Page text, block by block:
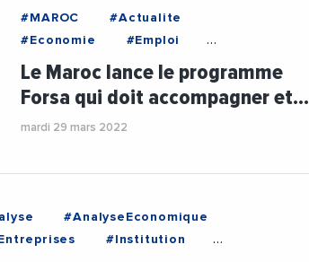
#MAROC
#Actualite
#Economie
#Emploi
#Entreprises
#Financement
#Institution
#Investissement
#RelanceEconomique
Le Maroc lance le programme
Forsa qui doit accompagner et…
mardi 29 mars 2022
#AnalyseEconomique
#Institution